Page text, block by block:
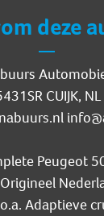
deze
CUIJK,
Peugeot
Adaptieve